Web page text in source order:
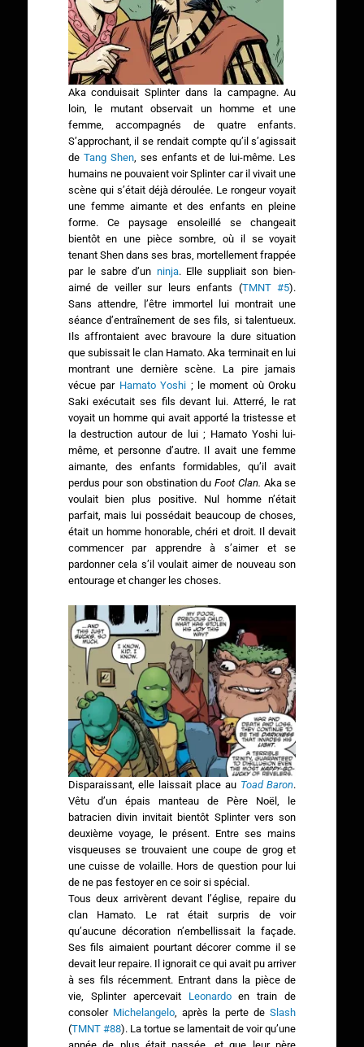
Aka conduisait Splinter dans la campagne. Au
loin, le mutant observait un homme et une
femme, accompagnés de quatre enfants.
S’approchant, il se rendait compte qu’il s’agissait
de Tang Shen, ses enfants et de lui-même. Les
humains ne pouvaient voir Splinter car il vivait une
scène qui s’était déjà déroulée. Le rongeur voyait
une femme aimante et des enfants en pleine
forme. Ce paysage ensoleillé se changeait
bientôt en une pièce sombre, où il se voyait
tenant Shen dans ses bras, mortellement frappée
par le sabre d’un ninja. Elle suppliait son bien-
aimé de veiller sur leurs enfants (TMNT #5).
Sans attendre, l’être immortel lui montrait une
séance d’entraînement de ses fils, si talentueux.
Ils affrontaient avec bravoure la dure situation
que subissait le clan Hamato. Aka terminait en lui
montrant une dernière scène. La pire jamais
vécue par Hamato Yoshi ; le moment où Oroku
Saki exécutait ses fils devant lui. Atterré, le rat
voyait un homme qui avait apporté la tristesse et
la destruction autour de lui ; Hamato Yoshi lui-
même, et personne d’autre. Il avait une femme
aimante, des enfants formidables, qu’il avait
perdus pour son obstination duFoot Clan. Aka se
voulait bien plus positive. Nul homme n’était
parfait, mais lui possédait beaucoup de choses,
était un homme honorable, chéri et droit. Il devait
commencer par apprendre à s’aimer et se
pardonner cela s’il voulait aimer de nouveau son
entourage et changer les choses.
Disparaissant, elle laissait place au Toad Baron.
Vêtu d’un épais manteau de Père Noël, le
batracien divin invitait bientôt Splinter vers son
deuxième voyage, le présent. Entre ses mains
visqueuses se trouvaient une coupe de grog et
une cuisse de volaille. Hors de question pour lui
de ne pas festoyer en ce soir si spécial.
Tous deux arrivèrent devant l’église, repaire du
clan Hamato. Le rat était surpris de voir
qu’aucune décoration n’embellissait la façade.
Ses fils aimaient pourtant décorer comme il se
devait leur repaire. Il ignorait ce qui avait pu arriver
à ses fils récemment. Entrant dans la pièce de
vie, Splinter apercevait Leonardoen train de
consoler Michelangelo, après la perte deSlash
(TMNT #88). La tortue se lamentait de voir qu’une